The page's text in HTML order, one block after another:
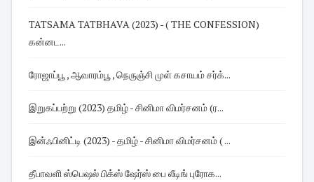
TATSAMA TATBHAVA (2023) - ( THE CONFESSION)
கன்னட...
ரோஜாப்பூ , ஆவாரம்பூ , நெருஞ்சி முள் கசாயம் சர்க்...
இறுகப்பற்று (2023) தமிழ் - சினிமா விமர்சனம் (ர...
இன்ஃபினிட்டி (2023) - தமிழ் - சினிமா விமர்சனம் ( ...
தீபாவளி ஸ்பெஷல் பிக்ஸ் ஷேர்ஸ் பை லீடிங் புரோக...